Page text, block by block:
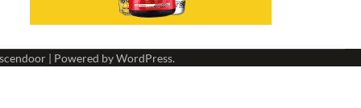
| Powered byWordPress.